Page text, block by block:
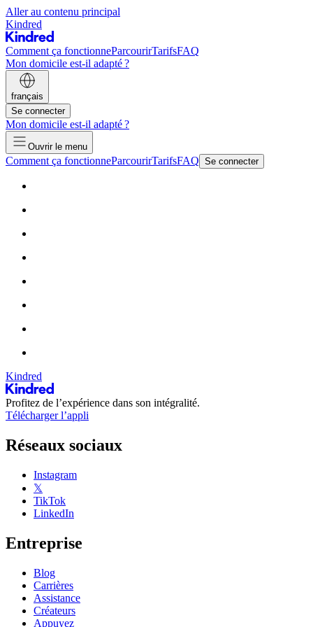
Aller au contenu principal
Kindred
Comment ça fonctionneParcourirTarifsFAQ
Mon domicile est-il adapté ?
français
Se connecter
Mon domicile est-il adapté ?
Ouvrir le menu
Comment ça fonctionneParcourirTarifsFAQ Se connecter
Kindred
Profitez de l’expérience dans son intégralité.
Télécharger l’appli
Réseaux sociaux
Instagram
𝕏
TikTok
LinkedIn
Entreprise
Blog
Carrières
Assistance
Créateurs
Appuyez